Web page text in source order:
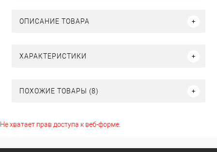
ОПИСАНИЕ ТОВАРА
ХАРАКТЕРИСТИКИ
ПОХОЖИЕ ТОВАРЫ (8)
Не хватает прав доступа к веб-форме.